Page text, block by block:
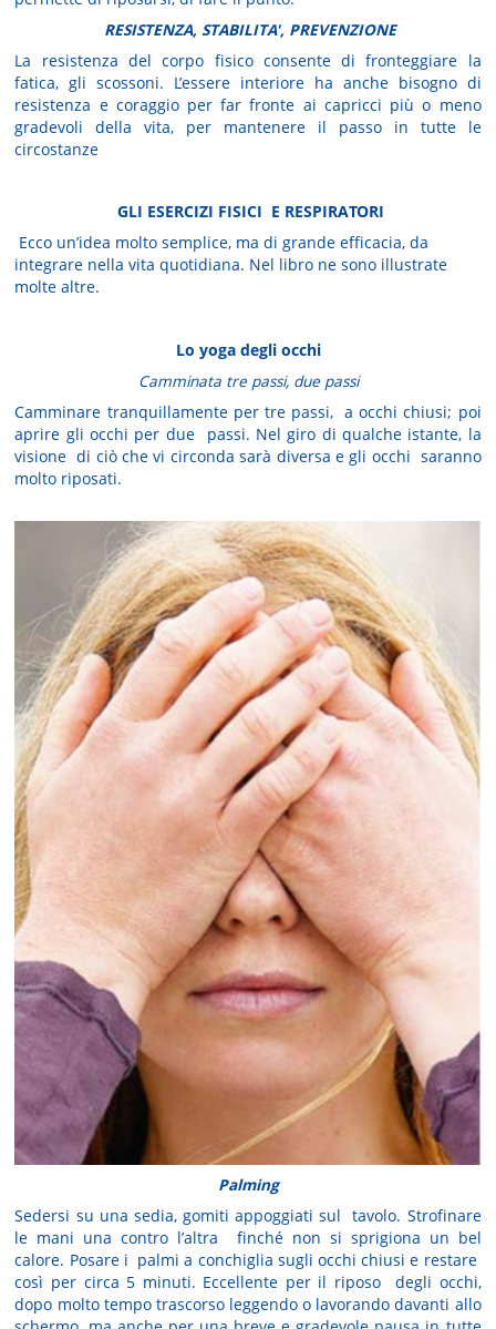
RESISTENZA, STABILITA', PREVENZIONE
La resistenza del corpo fisico consente di fronteggiare la
fatica, gli scossoni. L’essere interiore ha anche bisogno di
resistenza e coraggio per far fronte ai capricci più o meno
gradevoli della vita, per mantenere il passo in tutte le
circostanze
GLI ESERCIZI FISICI E RESPIRATORI
Ecco un’idea molto semplice, ma di grande efficacia, da
integrare nella vita quotidiana. Nel libro ne sono illustrate
molte altre.
Lo yoga degli occhi
Camminata tre passi, due passi
Camminare tranquillamente per tre passi, a occhi chiusi; poi
aprire gli occhi per due passi. Nel giro di qualche istante, la
visione di ciò che vi circonda sarà diversa e gli occhi saranno
molto riposati.
Palming
Sedersi su una sedia, gomiti appoggiati sul tavolo. Strofinare
le mani una contro l’altra finché non si sprigiona un bel
calore. Posare i palmi a conchiglia sugli occhi chiusi e restare
così per circa 5 minuti. Eccellente per il riposo degli occhi,
dopo molto tempo trascorso leggendo o lavorando davanti allo